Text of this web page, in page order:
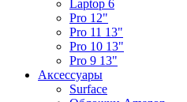
Laptop 6
Pro 12"
Pro 11 13"
Pro 10 13"
Pro 9 13"
Аксессуары
Surface